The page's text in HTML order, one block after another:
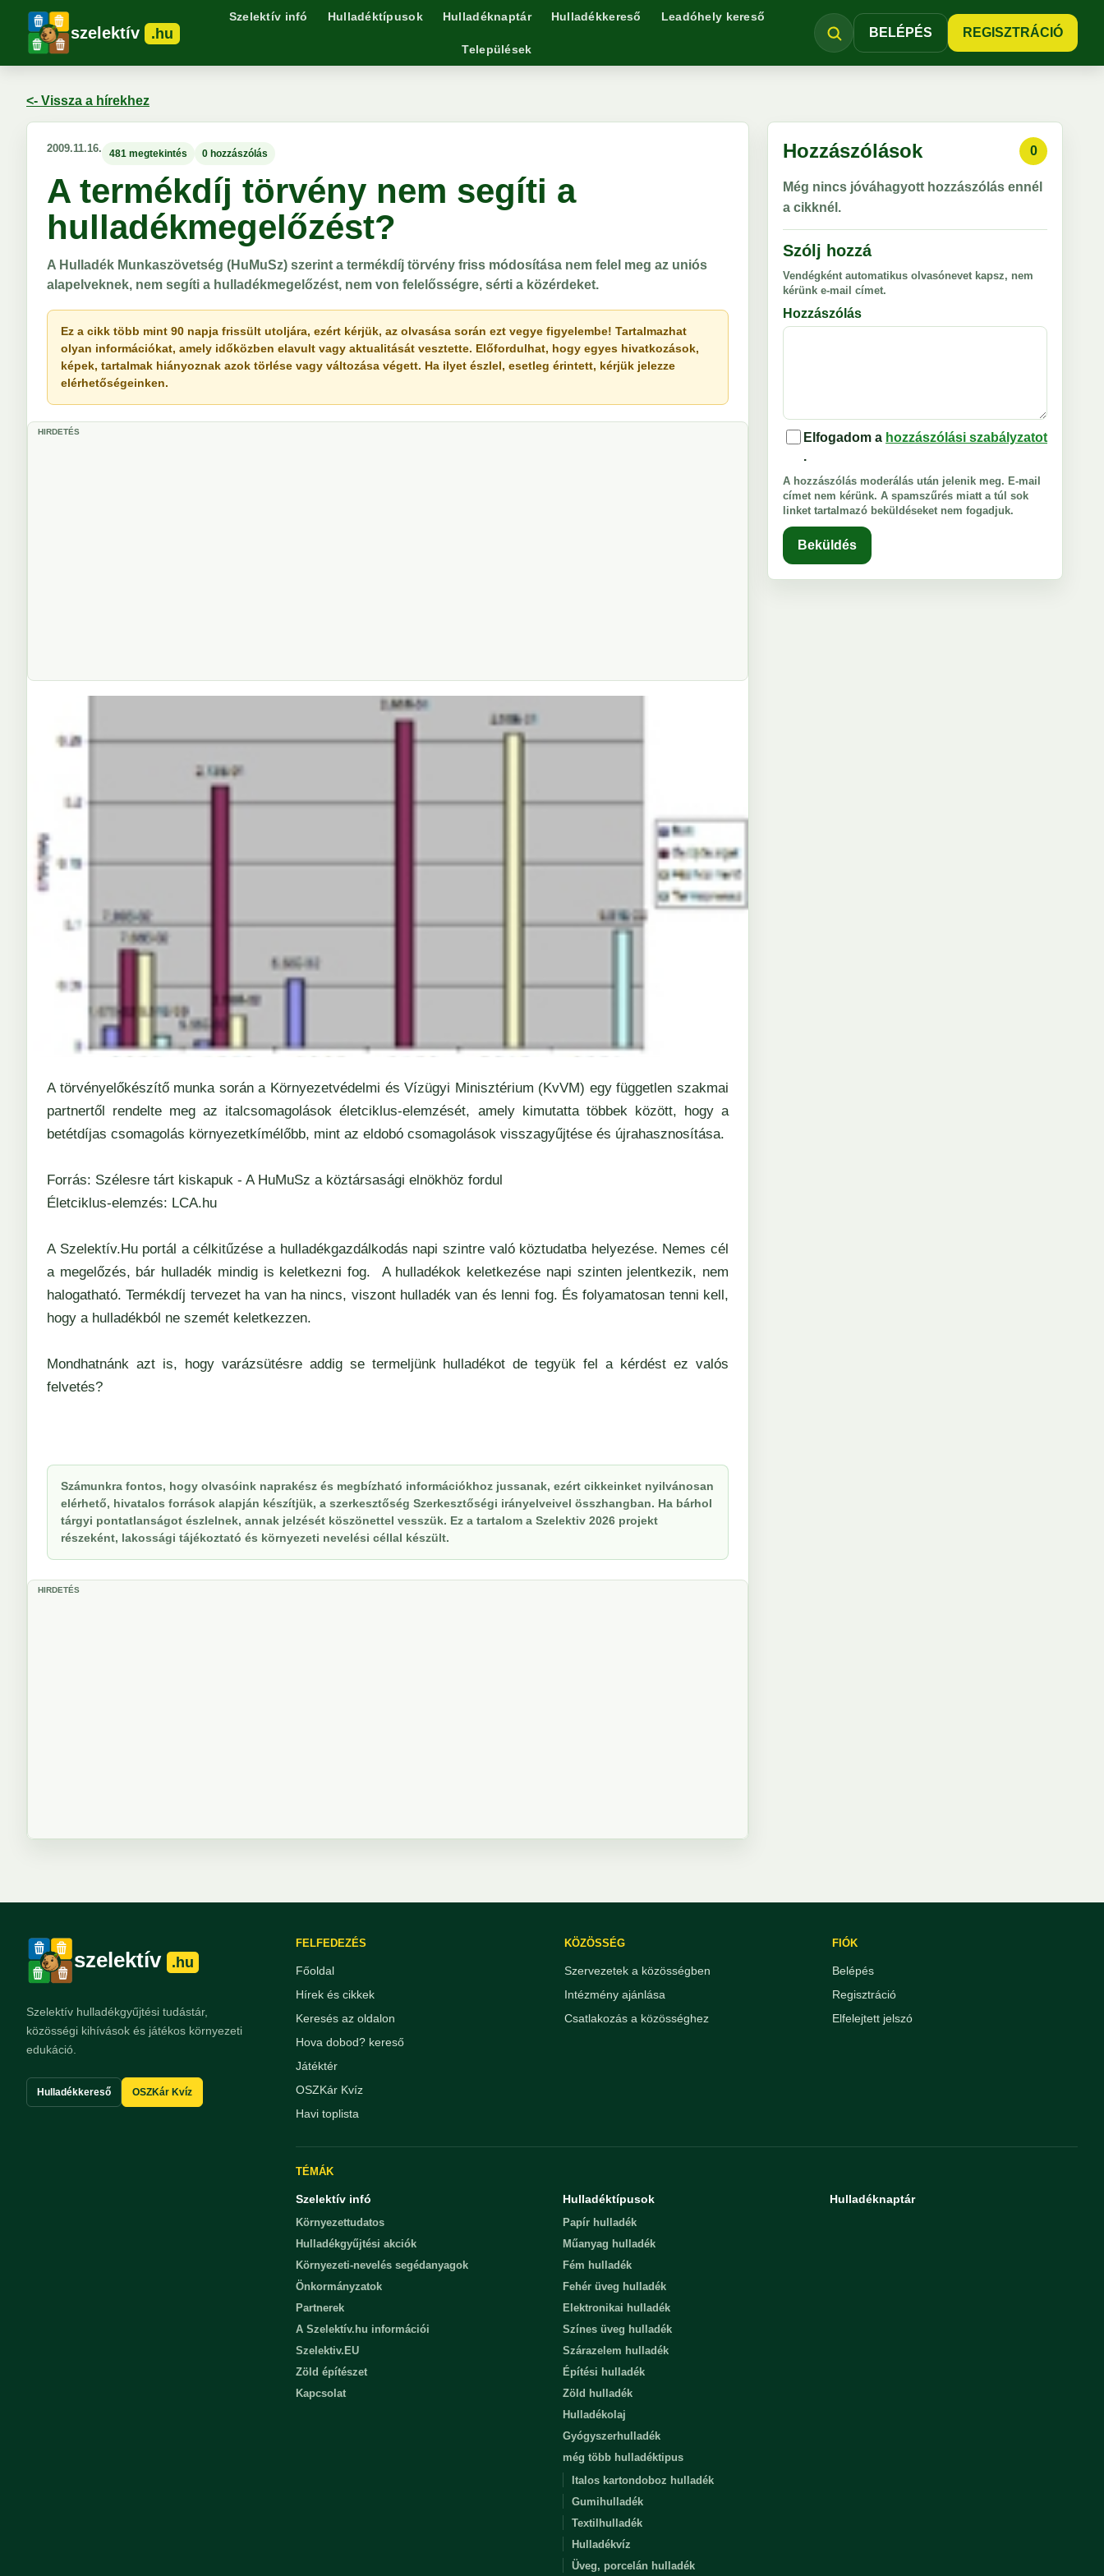
szelektív .hu
Szelektív infó Hulladéktípusok Hulladéknaptár Hulladékkereső Leadóhely kereső
Települések
BELÉPÉS REGISZTRÁCIÓ
<- Vissza a hírekhez
2009.11.16. 481 megtekintés 0 hozzászólás
A termékdíj törvény nem segíti a
hulladékmegelőzést?
A Hulladék Munkaszövetség (HuMuSz) szerint a termékdíj törvény friss módosítása nem felel meg az uniós
alapelveknek, nem segíti a hulladékmegelőzést, nem von felelősségre, sérti a közérdeket.
Ez a cikk több mint 90 napja frissült utoljára, ezért kérjük, az olvasása során ezt vegye figyelembe! Tartalmazhat
olyan információkat, amely időközben elavult vagy aktualitását vesztette. Előfordulhat, hogy egyes hivatkozások,
képek, tartalmak hiányoznak azok törlése vagy változása végett. Ha ilyet észlel, esetleg érintett, kérjük jelezze
elérhetőségeinken.
HIRDETÉS
A törvényelőkészítő munka során a Környezetvédelmi és Vízügyi Minisztérium (KvVM) egy független szakmai
partnertől rendelte meg az italcsomagolások életciklus-elemzését, amely kimutatta többek között, hogy a
betétdíjas csomagolás környezetkímélőbb, mint az eldobó csomagolások visszagyűjtése és újrahasznosítása.
Forrás: Szélesre tárt kiskapuk - A HuMuSz a köztársasági elnökhöz fordul
Életciklus-elemzés: LCA.hu
A Szelektív.Hu portál a célkitűzése a hulladékgazdálkodás napi szintre való köztudatba helyezése. Nemes cél
a megelőzés, bár hulladék mindig is keletkezni fog. A hulladékok keletkezése napi szinten jelentkezik, nem
halogatható. Termékdíj tervezet ha van ha nincs, viszont hulladék van és lenni fog. És folyamatosan tenni kell,
hogy a hulladékból ne szemét keletkezzen.
Mondhatnánk azt is, hogy varázsütésre addig se termeljünk hulladékot de tegyük fel a kérdést ez valós
felvetés?
Számunkra fontos, hogy olvasóink naprakész és megbízható információkhoz jussanak, ezért cikkeinket nyilvánosan
elérhető, hivatalos források alapján készítjük, a szerkesztőség Szerkesztőségi irányelveivel összhangban. Ha bárhol
tárgyi pontatlanságot észlelnek, annak jelzését köszönettel vesszük. Ez a tartalom a Szelektiv 2026 projekt
részeként, lakossági tájékoztató és környezeti nevelési céllal készült.
HIRDETÉS
Hozzászólások 0
Még nincs jóváhagyott hozzászólás ennél
a cikknél.
Szólj hozzá
Vendégként automatikus olvasónevet kapsz, nem
kérünk e-mail címet.
Hozzászólás
Elfogadom a hozzászólási szabályzatot
.
A hozzászólás moderálás után jelenik meg. E-mail
címet nem kérünk. A spamszűrés miatt a túl sok
linket tartalmazó beküldéseket nem fogadjuk.
Beküldés
szelektív .hu
Szelektív hulladékgyűjtési tudástár,
közösségi kihívások és játékos környezeti
edukáció.
Hulladékkereső OSZKár Kvíz
FELFEDEZÉS
Főoldal
Hírek és cikkek
Keresés az oldalon
Hova dobod? kereső
Játéktér
OSZKár Kvíz
Havi toplista
KÖZÖSSÉG
Szervezetek a közösségben
Intézmény ajánlása
Csatlakozás a közösséghez
FIÓK
Belépés
Regisztráció
Elfelejtett jelszó
TÉMÁK
Szelektív infó
Környezettudatos
Hulladékgyűjtési akciók
Környezeti-nevelés segédanyagok
Önkormányzatok
Partnerek
A Szelektív.hu információi
Szelektiv.EU
Zöld építészet
Kapcsolat
Hulladéktípusok
Papír hulladék
Műanyag hulladék
Fém hulladék
Fehér üveg hulladék
Elektronikai hulladék
Színes üveg hulladék
Szárazelem hulladék
Építési hulladék
Zöld hulladék
Hulladékolaj
Gyógyszerhulladék
még több hulladéktipus
Italos kartondoboz hulladék
Gumihulladék
Textilhulladék
Hulladékvíz
Üveg, porcelán hulladék
Hulladéknaptár